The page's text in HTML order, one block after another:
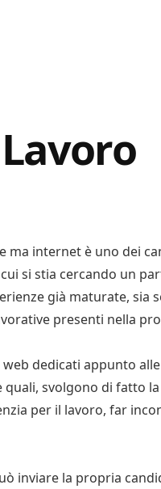
internet è uno dei
si stia cercando un
già maturate, sia
presenti nella
dedicati appunto
svolgono di fatto
per il lavoro, far
inviare la propria